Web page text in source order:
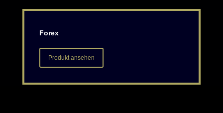
Forex
Produkt ansehen